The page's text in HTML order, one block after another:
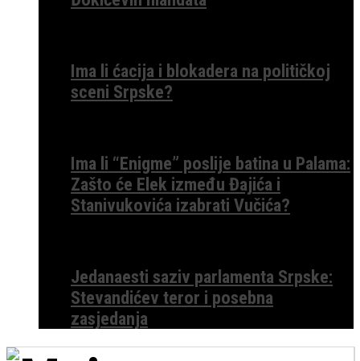
Ima li ćacija i blokadera na političkoj
sceni Srpske?
Ima li “Enigme” poslije batina u Palama:
Zašto će Elek između Đajića i
Stanivukovića izabrati Vučića?
Jedanaesti saziv parlamenta Srpske:
Stevandićev teror i posebna
zasjedanja